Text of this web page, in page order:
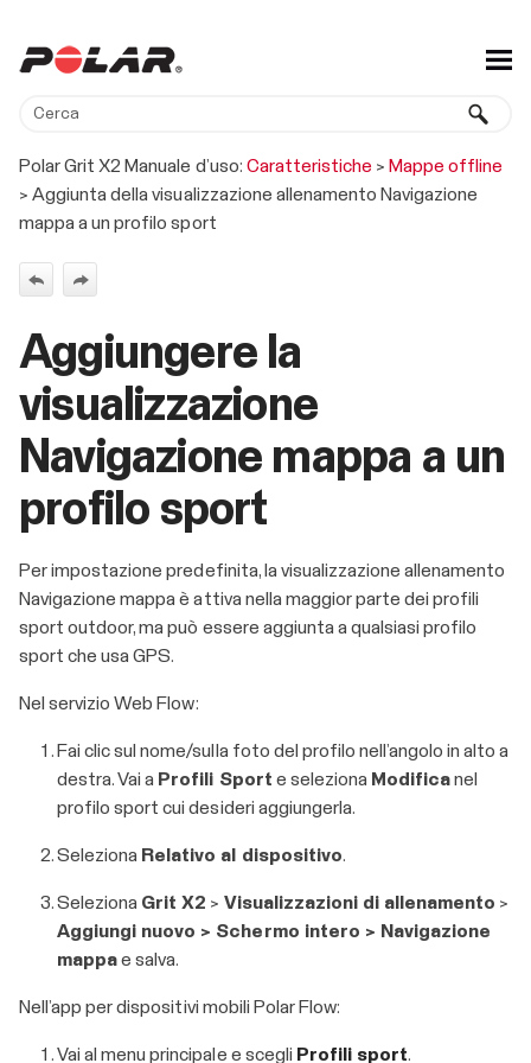
Salta al contenuto principale
Polar Grit X2 Manuale d’uso: Caratteristiche > Mappe offline
>Aggiunta della visualizzazione allenamento Navigazione
mappa a un profilo sport
Aggiungere la
visualizzazione
Navigazione mappa a un
profilo sport
Per impostazione predefinita, la visualizzazione allenamento
Navigazione mappa è attiva nella maggior parte dei profili
sport outdoor, ma può essere aggiunta a qualsiasi profilo
sport che usa GPS.
Nel servizio Web Flow:
Fai clic sul nome/sulla foto del profilo nell’angolo in alto a
destra. Vai a Profili Sport e seleziona Modificanel
profilo sport cui desideri aggiungerla.
Seleziona Relativo al dispositivo.
Seleziona Grit X2 > Visualizzazioni di allenamento >
Aggiungi nuovo > Schermo intero > Navigazione
mappae salva.
Nell’app per dispositivi mobili Polar Flow:
Vai al menu principale e scegli Profili sport.